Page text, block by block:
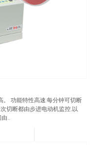
。 功能特性高速:每分钟可切断
切断都由步进电动机监控,以
...